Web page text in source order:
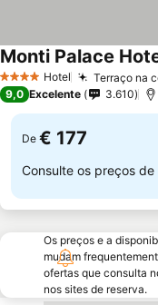
4 EstrelasHotel Terraço na
Monti Palace
9,0 Excelente 3.610
De € 177
Consulte os preços de
Os preços e a
mudam
ofertas que consulta
nos sites de reserva.